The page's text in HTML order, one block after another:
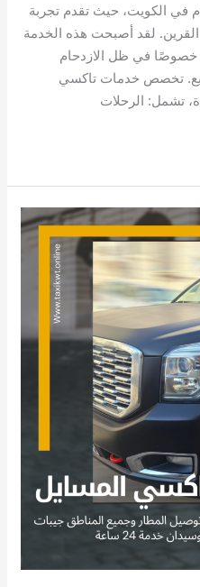
في الكويت، حيث تقدم تجربة
لقد أصبحت هذه الخدمة
خصوصًا في ظل الازدحام
تخصص خدمات تاكسي
تشمل: الرحلات